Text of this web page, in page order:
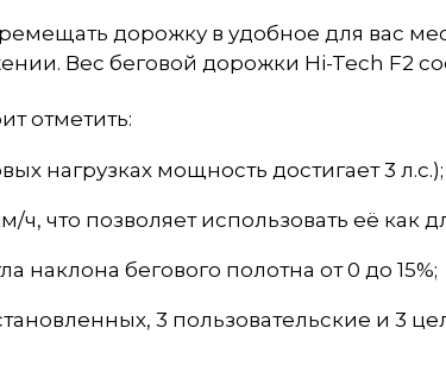
дорожку в удобное для вас
Вес беговой дорожки Hi-Tech F2
отметить:
нагрузках мощность достигает 3 л.с.);
ч, что позволяет использовать её как
наклона бегового полотна от 0 до 15%;
3 пользовательские и 3